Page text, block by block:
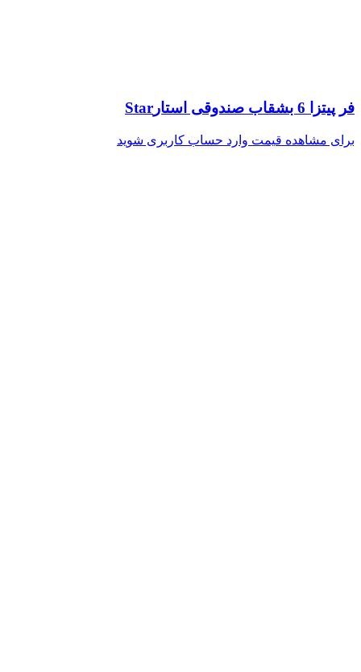
فر پیتزا 6 بشقاب صندوقی استارStar
برای مشاهده قیمت وارد حساب کاربری شوید